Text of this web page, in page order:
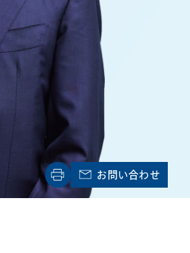
タル
・宇宙
テクノロジー
お問い合わせ